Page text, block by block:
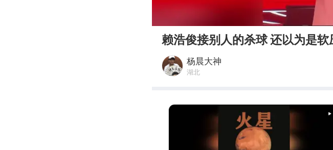
赖浩俊接别人的杀球 还以为是软
杨晨大神
湖北